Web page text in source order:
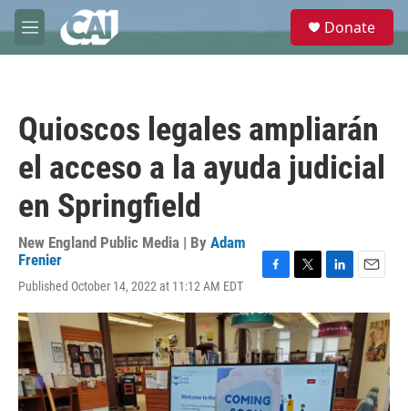
Skip to main content
M
e
e
Donate
Quioscos legales ampliarán
el acceso a la ayuda judicial
en Springfield
New England Public Media | By Adam
Frenier
Published October 14, 2022 at 11:12 AM EDT
c
e
b
o
o
k
i
t
e
n
k
e
d
I
n
a